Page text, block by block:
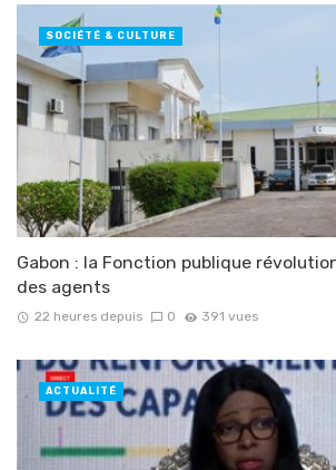
Gabon : la Fonction publique
des agents
22 heures depuis 0 391 vues
SOCIÉTÉ & CULTURE
ACTUALITÉ